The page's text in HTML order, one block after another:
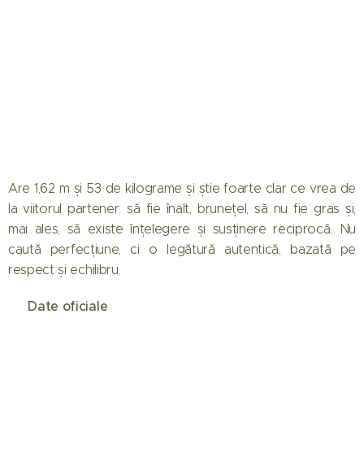
Are 1,62 m și 53 de kilograme și știe foarte clar ce vrea de
la viitorul partener: să fie înalt, brunețel, să nu fie gras și,
mai ales, să existe înțelegere și susținere reciprocă. Nu
caută perfecțiune, ci o legătură autentică, bazată pe
respect și echilibru.
📌 Date oficiale